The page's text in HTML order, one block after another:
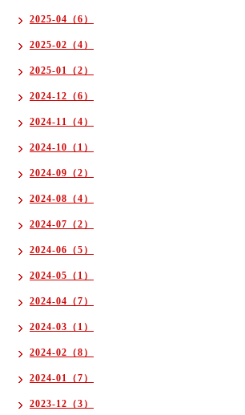
2025-04（6）
2025-02（4）
2025-01（2）
2024-12（6）
2024-11（4）
2024-10（1）
2024-09（2）
2024-08（4）
2024-07（2）
2024-06（5）
2024-05（1）
2024-04（7）
2024-03（1）
2024-02（8）
2024-01（7）
2023-12（3）